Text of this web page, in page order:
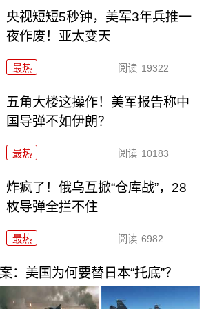
央视短短5秒钟，美军3年兵推一
夜作废！亚太变天
最热 阅读 19322
五角大楼这操作！美军报告称中
国导弹不如伊朗？
最热 阅读 10183
炸疯了！俄乌互掀“仓库战”，28
枚导弹全拦不住
最热 阅读 6982
：美国为何要替日本“托底”？